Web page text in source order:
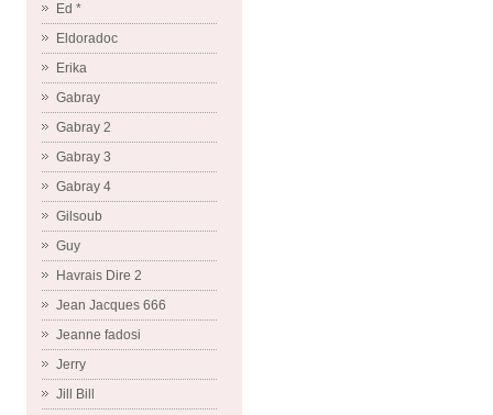
Ed *
Eldoradoc
Erika
Gabray
Gabray 2
Gabray 3
Gabray 4
Gilsoub
Guy
Havrais Dire 2
Jean Jacques 666
Jeanne fadosi
Jerry
Jill Bill